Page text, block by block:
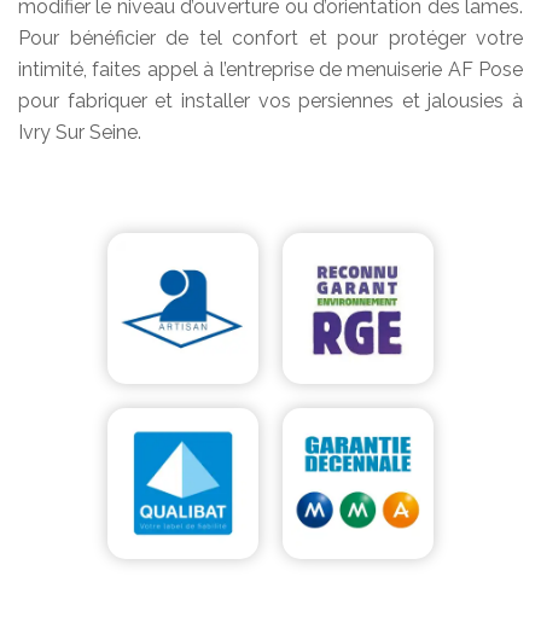
modifier le niveau d’ouverture ou d’orientation des lames.
Pour bénéficier de tel confort et pour protéger votre
intimité, faites appel à l’entreprise de menuiserie AF Pose
pour fabriquer et installer vos persiennes et jalousies à
Ivry Sur Seine.